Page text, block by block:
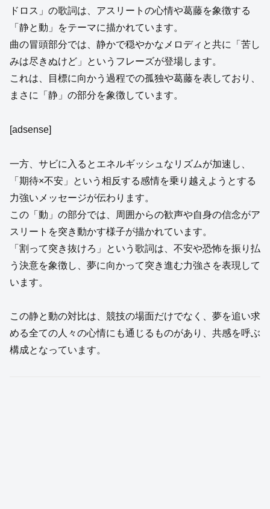
ドロス」の歌詞は、アスリートの心情や葛藤を象徴する
「静と動」をテーマに描かれています。
曲の冒頭部分では、静かで穏やかなメロディと共に「苦し
みは尽きぬけど」というフレーズが登場します。
これは、目標に向かう過程での孤独や葛藤を表しており、
まさに「静」の部分を象徴しています。
[adsense]
一方、サビに入るとエネルギッシュなリズムが加速し、
「期待×不安」という相反する感情を乗り越えようとする
力強いメッセージが伝わります。
この「動」の部分では、周囲からの歓声や自身の信念がア
スリートを突き動かす様子が描かれています。
「割って突き抜けろ」という歌詞は、不安や恐怖を振り払
う決意を象徴し、夢に向かって突き進む力強さを表現して
います。
この静と動の対比は、競技の場面だけでなく、夢を追い求
める全ての人々の心情にも通じるものがあり、共感を呼ぶ
構成となっています。